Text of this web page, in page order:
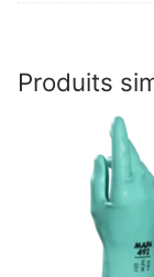
Produits